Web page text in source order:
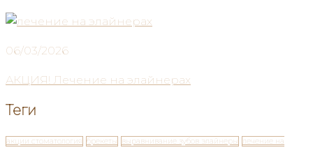
06/03/2026
АКЦИЯ! Лечение на элайнерах
Теги
акции стоматология брекеты выравнивание зубов элайнеры лечение на